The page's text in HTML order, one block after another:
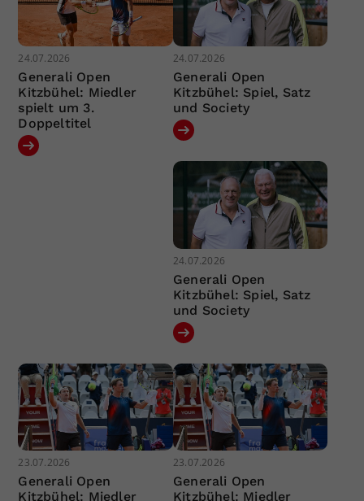
24.07.2026
Generali Open
Kitzbühel: Miedler
spielt um 3.
Doppeltitel
24.07.2026
Generali Open
Kitzbühel: Spiel, Satz
und Society
24.07.2026
Generali Open
Kitzbühel: Spiel, Satz
und Society
23.07.2026
Generali Open
Kitzbühel: Miedler
23.07.2026
Generali Open
Kitzbühel: Miedler